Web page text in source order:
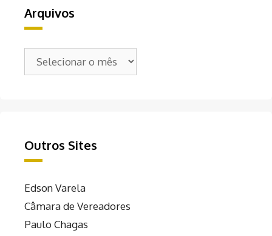
Arquivos
Arquivos
Outros Sites
Edson Varela
Câmara de Vereadores
Paulo Chagas